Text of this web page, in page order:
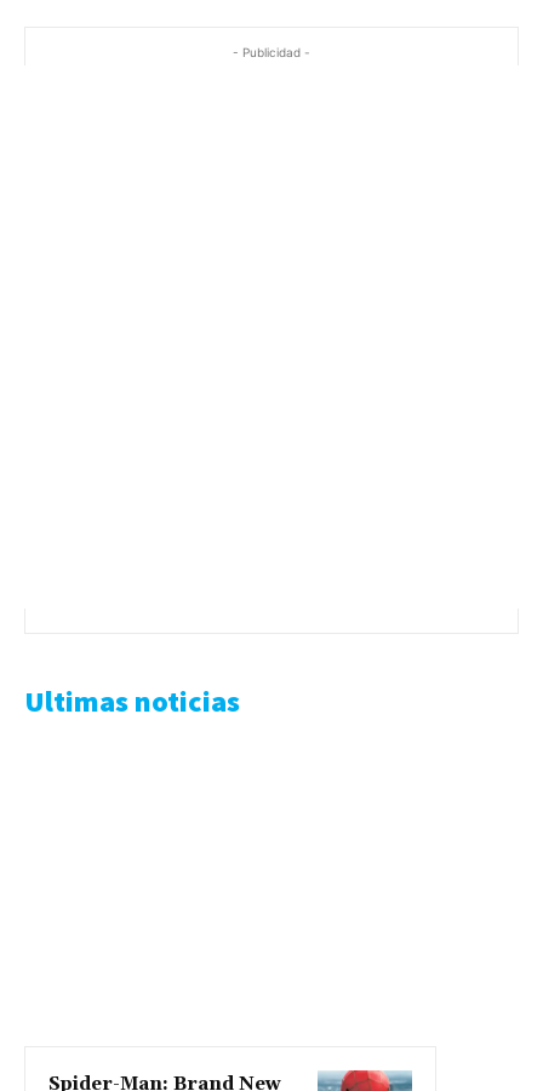
- Publicidad -
Ultimas noticias
Spider-Man: Brand New